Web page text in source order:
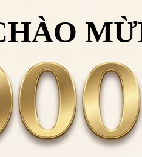
để giảm
phẩm danh mụcĐồng
LẤY
Điều
để giảm50.000đ
thường dân, tên gọi của hãng
muốn phân bố rộng rãi